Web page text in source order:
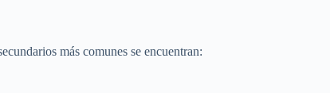
más comunes se encuentran: